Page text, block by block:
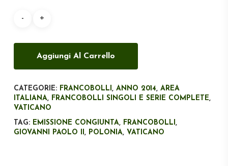
Aggiungi Al Carrello
CATEGORIE: FRANCOBOLLI , ANNO 2014, AREA
ITALIANA, FRANCOBOLLI SINGOLI E SERIE COMPLETE,
VATICANO
TAG: EMISSIONE CONGIUNTA, FRANCOBOLLI ,
GIOVANNI PAOLO II , POLONIA, VATICANO